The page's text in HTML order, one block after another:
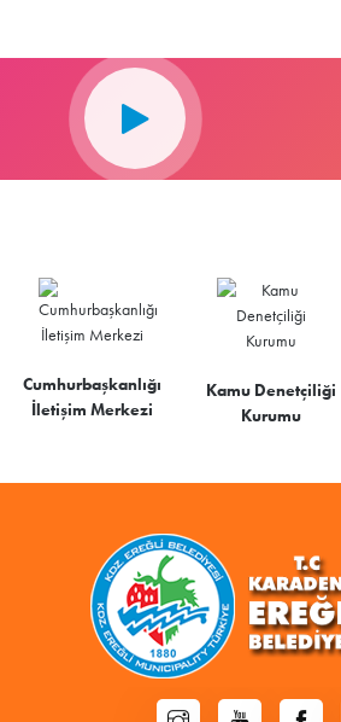
Cumhurbaşkanlığı
İletişim Merkezi
Kamu Denetçiliği
Kurumu